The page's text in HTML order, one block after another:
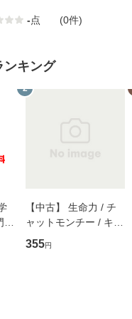
-点 (0件)
ンキング
2
【中古】 生命力 / チ
ャットモンチー / キュ
ーンレコード [CD]
【メール便送料無料】
355円